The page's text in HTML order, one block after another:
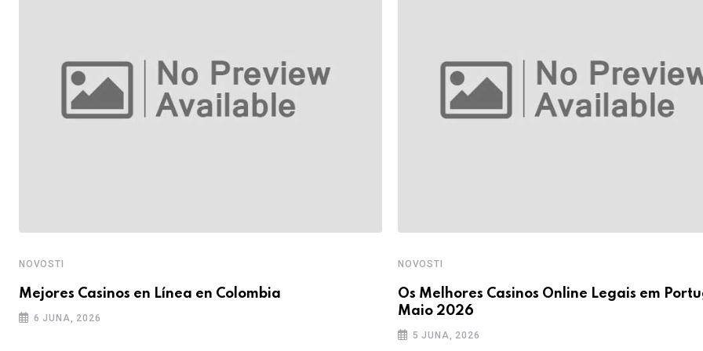
NOVOSTI
Mejores Casinos en Línea en Colombia
6 JUNA, 2026
NOVOSTI
Os Melhores Casinos Online Legais em
Maio 2026
5 JUNA, 2026